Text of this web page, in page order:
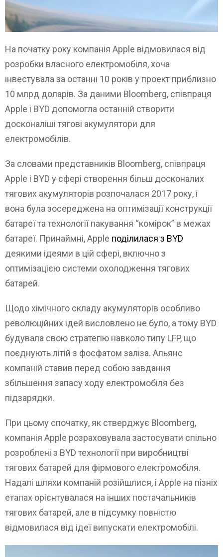
На початку року компанія Apple відмовилася від
розробки власного електромобіля, хоча
інвестувала за останні 10 років у проект приблизно
10 млрд доларів. За даними Bloomberg, співпраця
Apple і BYD допомогла останній створити
досконаліші тягові акумулятори для
електромобілів.
За словами представників Bloomberg, співпраця
Apple і BYD у сфері створення більш досконалих
тягових акумуляторів розпочалася 2017 року, і
вона була зосереджена на оптимізації конструкції
батареї та технології пакування “комірок” в межах
батареї. Принаймні, Apple поділилася з BYD
деякими ідеями в цій сфері, включно з
оптимізацією системи охолодження тягових
батарей.
Щодо хімічного складу акумуляторів особливо
революційних ідей висловлено не було, а тому BYD
будувала свою стратегію навколо типу LFP, що
поєднують літій з фосфатом заліза. Альянс
компаній ставив перед собою завдання
збільшення запасу ходу електромобіля без
підзарядки.
При цьому спочатку, як стверджує Bloomberg,
компанія Apple розраховувала застосувати спільно
розроблені з BYD технології при виробництві
тягових батарей для фірмового електромобіля.
Надалі шляхи компаній розійшлися, і Apple на пізніх
етапах орієнтувалася на інших постачальників
тягових батарей, але в підсумку повністю
відмовилася від ідеї випускати електромобілі.